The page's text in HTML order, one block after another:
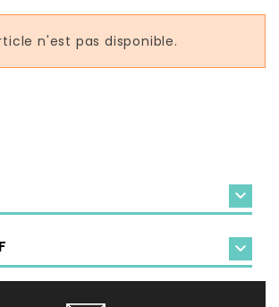
n'est pas disponible.

